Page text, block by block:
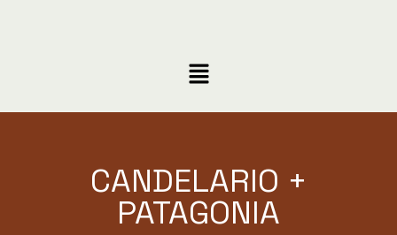
CANDELARIO +
PATAGONIA